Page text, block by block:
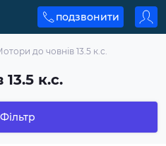
подзвонити
до човнів 13.5 к.с.
к.с.
Фільтр